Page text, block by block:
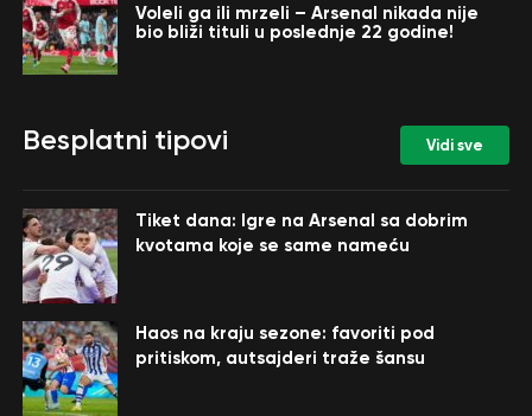
Voleli ga ili mrzeli – Arsenal nikada nije
bio bliži tituli u poslednje 22 godine!
Besplatni tipovi Vidi sve
Tiket dana: Igre na Arsenal sa dobrim
kvotama koje se same nameću
Haos na kraju sezone: favoriti pod
pritiskom, autsajderi traže šansu